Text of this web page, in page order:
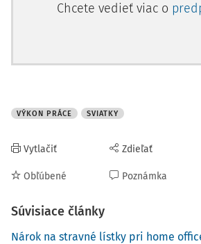
Chcete vedieť viac o
VÝKON PRÁCE SVIATKY
Vytlačiť
Obľúbené
Zdieľať
Poznámka
Súvisiace články
Nárok na stravné lístky pri home